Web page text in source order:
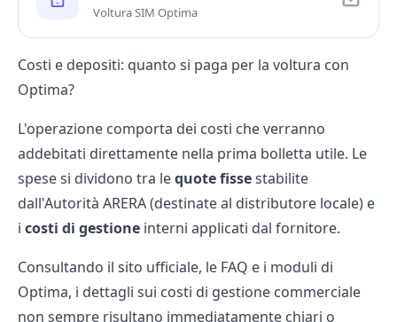
Voltura SIM Optima
Costi e depositi: quanto si paga per la voltura con
Optima?
L'operazione comporta dei costi che verranno
addebitati direttamente nella prima bolletta utile. Le
spese si dividono tra lequote fissestabilite
dall'Autorità ARERA (destinate al distributore locale) e
i costi di gestione interni applicati dal fornitore.
Consultando il sito ufficiale, le FAQ e i moduli di
Optima, i dettagli sui costi di gestione commerciale
non sempre risultano immediatamente chiari o